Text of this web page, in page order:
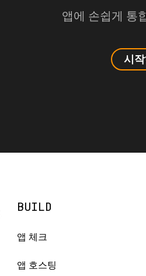
앱에 손쉽게 통
시작
BUILD
앱 체크
앱 호스팅